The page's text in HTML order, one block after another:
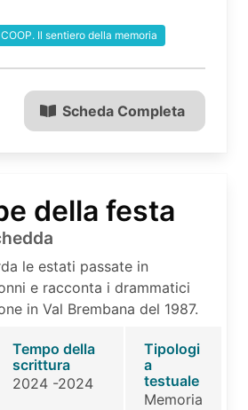
COOP. Il sentiero della memoria
Scheda Completa
della festa
le estati passate in
e racconta i drammatici
in Val Brembana del 1987.
Tempo della
scrittura
2024 -2024
Tipologi
a
testuale
Memoria